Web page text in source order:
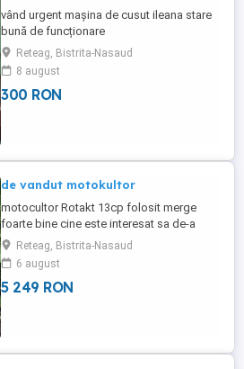
vând urgent mașina de cusut ileana stare
bună de funcționare
Reteag, Bistrita-Nasaud
8 august
300 RON
de vandut motokultor
motocultor Rotakt 13cp folosit merge
foarte bine cine este interesat sa de-a
mesajReteag, Bistrita-Nasaud
6 august
5 249 RON